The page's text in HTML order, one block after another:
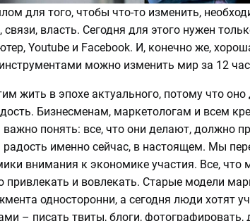
для того, чтобы что-то изменить,
связи, власть. Сегодня для этого нужен
Youtube и Facebook. И, конечно же,
можно изменить мир за 12
жить в эпохе актуального, потому что оно
Бизнесменам, маркетологам и всем
понять: все, что они делают, должно
именно сейчас, в настоящем. Мы
внимания к экономике участия. Все, что
привлекать и вовлекать. Старые модели
односторонни, а сегодня люди хотят
– писать твиты, блоги, фотографировать,